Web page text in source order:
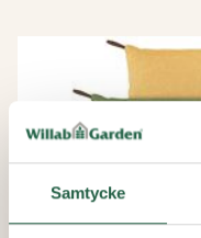
Samtycke